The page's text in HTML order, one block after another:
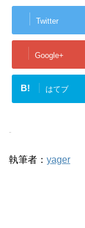
Twitter
Google+
B! はてブ
-
執筆者： yager